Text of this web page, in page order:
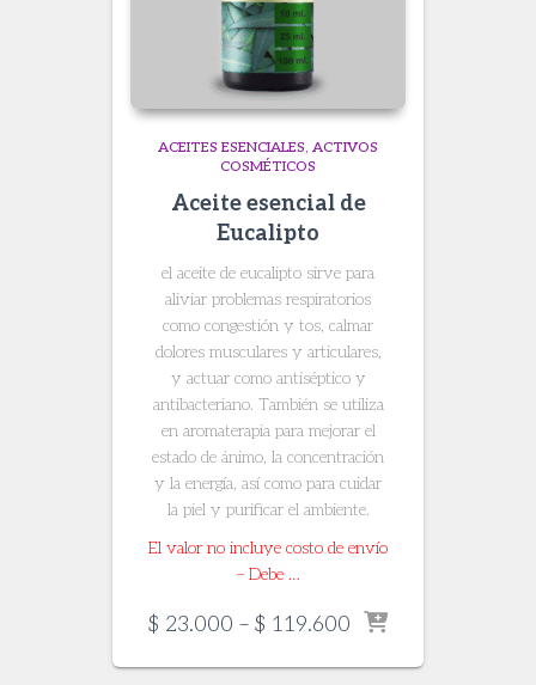
ACEITES ESENCIALES ACTIVOS
COSMÉTICOS
Aceite esencial de
Eucalipto
el aceite de eucalipto sirve para
aliviar problemas respiratorios
como congestión y tos, calmar
dolores musculares y articulares,
y actuar como antiséptico y
antibacteriano. También se utiliza
en aromaterapia para mejorar el
estado de ánimo, la concentración
y la energía, así como para cuidar
la piel y purificar el ambiente.
El valor no incluye costo de envío
– Debe …
$ 23.000 – $ 119.600 Price
$ 23.000